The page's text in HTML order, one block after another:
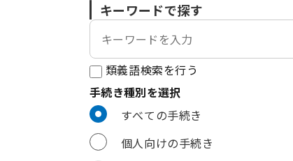
キーワードで探す
類義語検索を行う
手続き種別を選択
利用者選択すべての手続き
個人向けの手続き